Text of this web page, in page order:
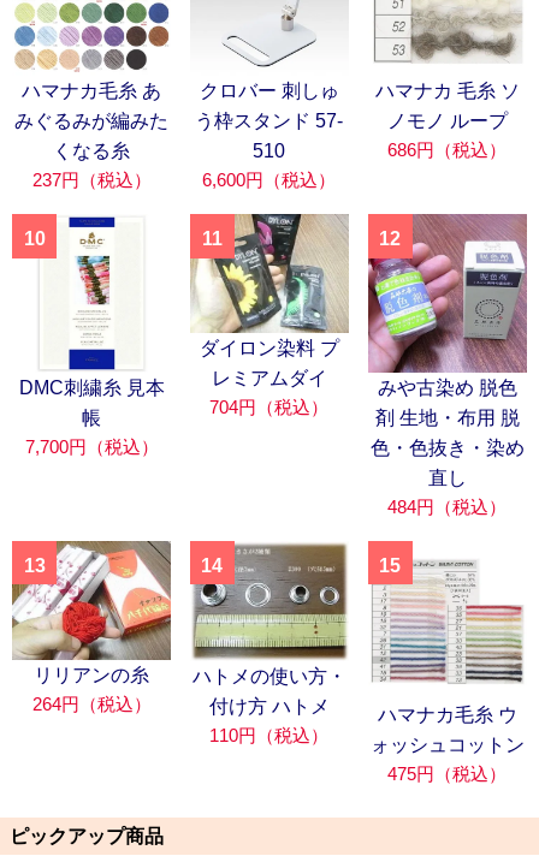
ハマナカ毛糸 あ
みぐるみが編みた
くなる糸
237円（税込）
クロバー 刺しゅ
う枠スタンド 57-
510
6,600円（税込）
ハマナカ 毛糸 ソ
ノモノ ループ
686円（税込）
10
DMC刺繍糸 見本
帳
7,700円（税込）
11
ダイロン染料 プ
レミアムダイ
704円（税込）
12
みや古染め 脱色
剤 生地・布用 脱
色・色抜き・染め
直し
484円（税込）
13
リリアンの糸
264円（税込）
14
ハトメの使い方・
付け方 ハトメ
110円（税込）
15
ハマナカ毛糸 ウ
ォッシュコットン
475円（税込）
ピックアップ商品